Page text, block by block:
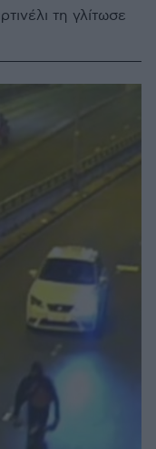
τη γλίτωσε